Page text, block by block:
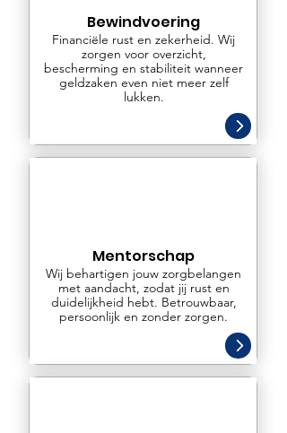
Bewindvoering
Financiële rust en zekerheid. Wij
zorgen voor overzicht,
bescherming en stabiliteit wanneer
geldzaken even niet meer zelf
lukken.
Mentorschap
Wij behartigen jouw zorgbelangen
met aandacht, zodat jij rust en
duidelijkheid hebt. Betrouwbaar,
persoonlijk en zonder zorgen.